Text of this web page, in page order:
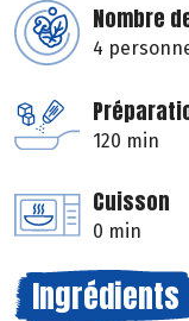
Nombre
4
120 min
Cuisson
0 min
Ingrédients